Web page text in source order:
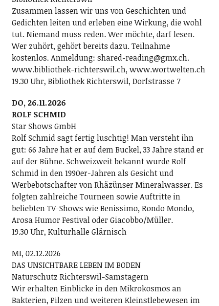
Zusammen lassen wir uns von Geschichten und
Gedichten leiten und erleben eine Wirkung, die wohl
tut. Niemand muss reden. Wer möchte, darf lesen.
Wer zuhört, gehört bereits dazu. Teilnahme
kostenlos. Anmeldung: shared-reading@gmx.ch.
www.bibliothek-richterswil.ch, www.wortwelten.ch
19.30 Uhr, Bibliothek Richterswil, Dorfstrasse 7
DO, 26.11.2026
ROLF SCHMID
Star Shows GmbH
Rolf Schmid sagt fertig luschtig! Man versteht ihn
gut: 66 Jahre hat er auf dem Buckel, 33 Jahre stand er
auf der Bühne. Schweizweit bekannt wurde Rolf
Schmid in den 1990er-Jahren als Gesicht und
Werbebotschafter von Rhäzünser Mineralwasser. Es
folgten zahlreiche Tourneen sowie Auftritte in
beliebten TV-Shows wie Benissimo, Rondo Mondo,
Arosa Humor Festival oder Giacobbo/Müller.
19.30 Uhr, Kulturhalle Glärnisch
MI, 02.12.2026
DAS UNSICHTBARE LEBEN IM BODEN
Naturschutz Richterswil-Samstagern
Wir erhalten Einblicke in den Mikrokosmos an
Bakterien, Pilzen und weiteren Kleinstlebewesen im